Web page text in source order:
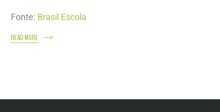
Fonte: Brasil Escola
READ MORE